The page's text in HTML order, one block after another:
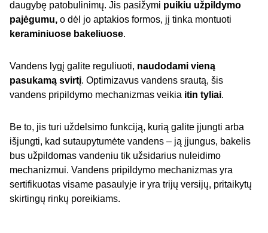
daugybę patobulinimų. Jis pasižymi puikiu užpildymo
pajėgumu, o dėl jo aptakios formos, jį tinka montuoti
keraminiuose bakeliuose.
Vandens lygį galite reguliuoti, naudodami vieną
pasukamą svirtį. Optimizavus vandens srautą, šis
vandens pripildymo mechanizmas veikia itin tyliai.
Be to, jis turi uždelsimo funkciją, kurią galite įjungti arba
išjungti, kad sutaupytumėte vandens – ją įjungus, bakelis
bus užpildomas vandeniu tik užsidarius nuleidimo
mechanizmui. Vandens pripildymo mechanizmas yra
sertifikuotas visame pasaulyje ir yra trijų versijų, pritaikytų
skirtingų rinkų poreikiams.